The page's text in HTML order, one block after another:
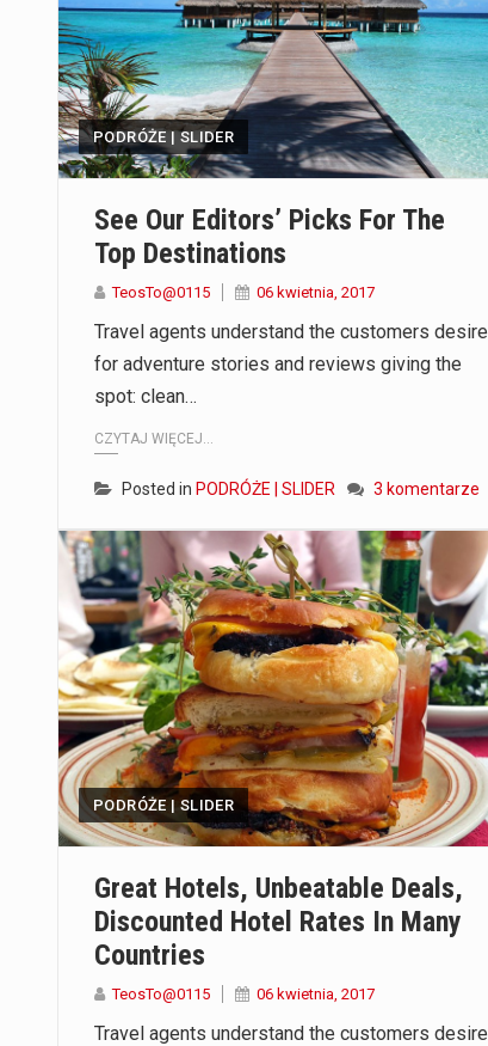
PODRÓŻE | SLIDER
See Our Editors’ Picks For The
Top Destinations
TeosTo@0115 06 kwietnia, 2017
Travel agents understand the customers desire
for adventure stories and reviews giving the
spot: clean…
CZYTAJ WIĘCEJ...
Posted in PODRÓŻE | SLIDER 3 komentarze
PODRÓŻE | SLIDER
Great Hotels, Unbeatable Deals,
Discounted Hotel Rates In Many
Countries
TeosTo@0115 06 kwietnia, 2017
Travel agents understand the customers desire